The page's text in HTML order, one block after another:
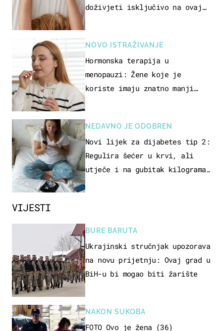
VIJESTI
BURE BARUTA
Ukrajinski stručnjak upozorava
na novu prijetnju: Ovaj grad u
BiH-u bi mogao biti žarište
NAKON SUKOBA
FOTO Ovo je žena (36)
doživjeti isključivo na ovaj
NOVO ISTRAŽIVANJE
Hormonska terapija u
menopauzi: Žene koje je
koriste imaju znatno manji
NEDAVNO JE ODOBREN
Novi lijek za dijabetes tip 2:
Regulira šećer u krvi, ali
utječe i na gubitak kilograma!